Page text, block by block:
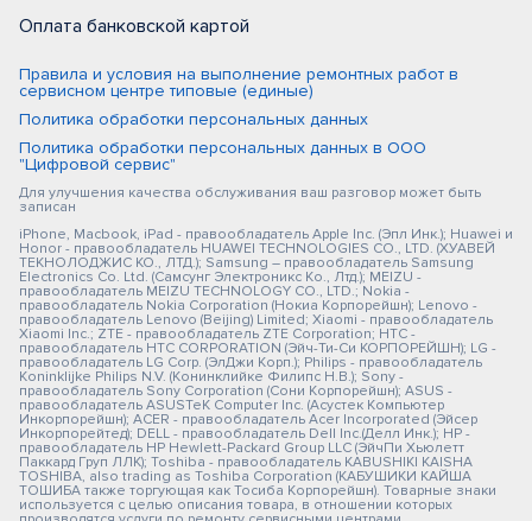
Оплата банковской картой
Правила и условия на выполнение ремонтных работ в
сервисном центре типовые (единые)
Политика обработки персональных данных
Политика обработки персональных данных в ООО
"Цифровой сервис"
Для улучшения качества обслуживания ваш разговор может быть
записан
iPhone, Macbook, iPad - правообладатель Apple Inc. (Эпл Инк.); Huawei и
Honor - правообладатель HUAWEI TECHNOLOGIES CO., LTD. (ХУАВЕЙ
ТЕКНОЛОДЖИС КО., ЛТД.); Samsung – правообладатель Samsung
Electronics Co. Ltd. (Самсунг Электроникс Ко., Лтд.); MEIZU -
правообладатель MEIZU TECHNOLOGY CO., LTD.; Nokia -
правообладатель Nokia Corporation (Нокиа Корпорейшн); Lenovo -
правообладатель Lenovo (Beijing) Limited; Xiaomi - правообладатель
Xiaomi Inc.; ZTE - правообладатель ZTE Corporation; HTC -
правообладатель HTC CORPORATION (Эйч-Ти-Си КОРПОРЕЙШН); LG -
правообладатель LG Corp. (ЭлДжи Корп.); Philips - правообладатель
Koninklijke Philips N.V. (Конинклийке Филипс Н.В.); Sony -
правообладатель Sony Corporation (Сони Корпорейшн); ASUS -
правообладатель ASUSTeK Computer Inc. (Асустек Компьютер
Инкорпорейшн); ACER - правообладатель Acer Incorporated (Эйсер
Инкорпорейтед); DELL - правообладатель Dell Inc.(Делл Инк.); HP -
правообладатель HP Hewlett-Packard Group LLC (ЭйчПи Хьюлетт
Паккард Груп ЛЛК); Toshiba - правообладатель KABUSHIKI KAISHA
TOSHIBA, also trading as Toshiba Corporation (КАБУШИКИ КАЙША
ТОШИБА также торгующая как Тосиба Корпорейшн). Товарные знаки
используется с целью описания товара, в отношении которых